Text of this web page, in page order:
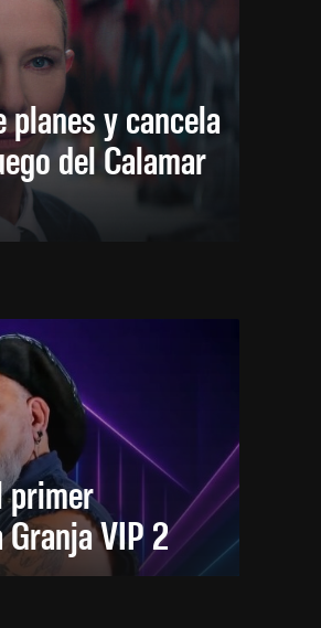
y cancela
del Calamar
primer
VIP 2